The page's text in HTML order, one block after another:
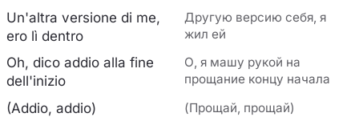
Un'altra versione di me,
ero lì dentro
Другую версию себя, я
жил ей
Oh, dico addio alla fine
dell'inizio
О, я машу рукой на
прощание концу начала
(Addio, addio) (Прощай, прощай)